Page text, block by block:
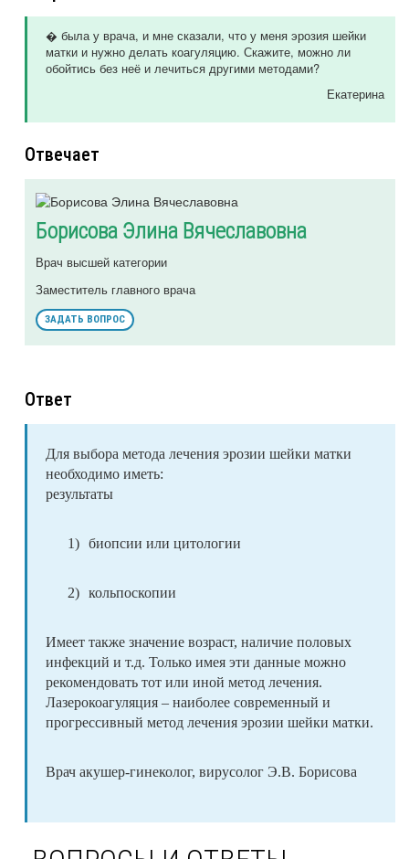
� была у врача, и мне сказали, что у меня эрозия шейки
матки и нужно делать коагуляцию. Скажите, можно ли
обойтись без неё и лечиться другими методами?
Екатерина
Отвечает
Борисова Элина Вячеславовна
Врач высшей категории
Заместитель главного врача
ЗАДАТЬ ВОПРОС
Ответ
Для выбора метода лечения эрозии шейки матки
необходимо иметь:
результаты
1) биопсии или цитологии
2) кольпоскопии
Имеет также значение возраст, наличие половых
инфекций и т.д. Только имея эти данные можно
рекомендовать тот или иной метод лечения.
Лазерокоагуляция – наиболее современный и
прогрессивный метод лечения эрозии шейки матки.
Врач акушер-гинеколог, вирусолог Э.В. Борисова